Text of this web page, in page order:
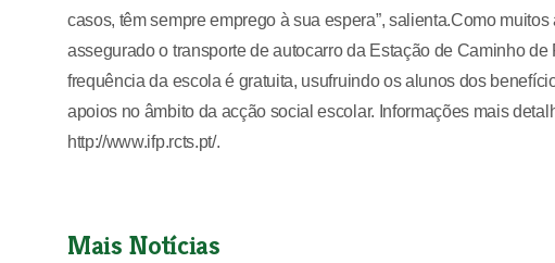
casos, têm sempre emprego à sua espera”, salienta.Como
assegurado o transporte de autocarro da Estação de Caminho
frequência da escola é gratuita, usufruindo os alunos dos
apoios no âmbito da acção social escolar. Informações mais
http://www.ifp.rcts.pt/.
Mais Notícias